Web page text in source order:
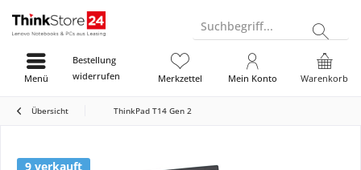
Suchbegriff...
Bestellung
widerrufen
Warenkorb
Merkzettel Mein Konto
Menü
Übersicht ThinkPad T14 Gen 2
9 verkauft